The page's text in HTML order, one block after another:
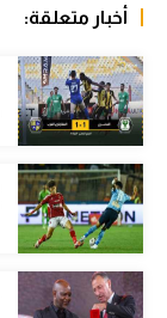
كرة يد
كرة طائرة
الوطن العربي
في المونديال
رياضة نسائية
أخبار متعلقة: